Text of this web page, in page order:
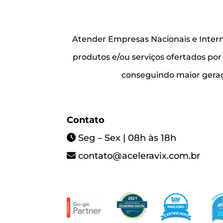
Atender Empresas Nacionais e
produtos e/ou serviços ofertados
conseguindo maior
Contato
Seg – Sex | 08h às 18h
contato@aceleravix.com.br